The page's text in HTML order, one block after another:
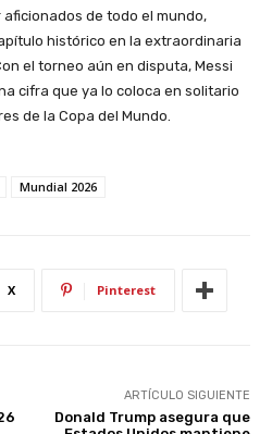
de todo el mundo,
histórico en la extraordinaria
el torneo aún en disputa, Messi
cifra que ya lo coloca en solitario
de la Copa del Mundo.
Mundial 2026
X Pinterest
ARTÍCULO SIGUIENTE
Donald Trump asegura que